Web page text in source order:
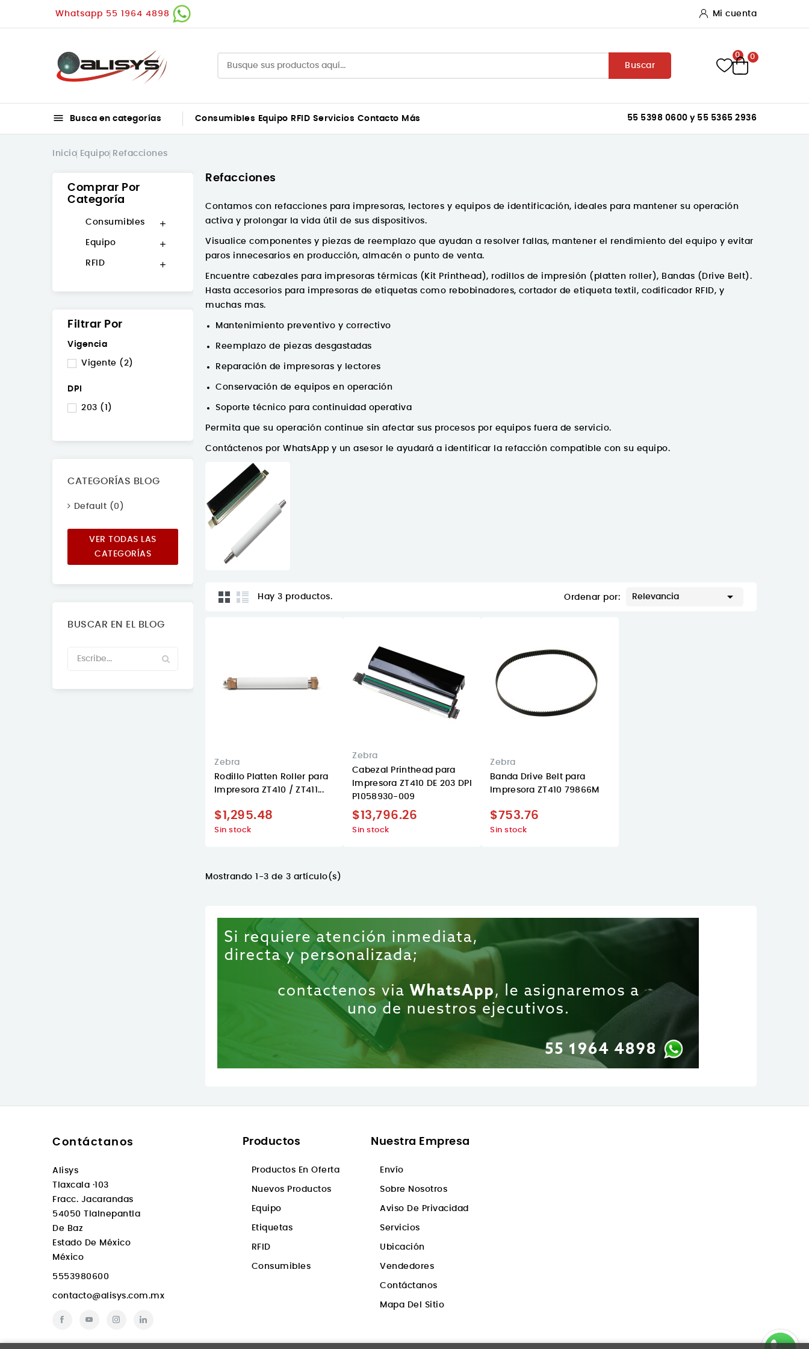
Whatsapp 55 1964 4898 Mi cuenta
Buscar
0 0
 Busca en categorías Consumibles Equipo RFID Servicios Contacto Más 55 5398 0600 y 55 5365 2936
Inicio Equipo Refacciones
Comprar Por
Categoría
Consumibles 
Equipo 
RFID 
Filtrar Por
Vigencia
Vigente (2)
DPI
203 (1)
CATEGORÍAS BLOG
Default (0)
VER TODAS LAS
CATEGORÍAS
BUSCAR EN EL BLOG
Refacciones
Contamos con refacciones para impresoras, lectores y equipos de identificación, ideales para mantener su operación
activa y prolongar la vida útil de sus dispositivos.
Visualice componentes y piezas de reemplazo que ayudan a resolver fallas, mantener el rendimiento del equipo y evitar
paros innecesarios en producción, almacén o punto de venta.
Encuentre cabezales para impresoras térmicas (Kit Printhead), rodillos de impresión (platten roller), Bandas (Drive Belt).
Hasta accesorios para impresoras de etiquetas como rebobinadores, cortador de etiqueta textil, codificador RFID, y
muchas mas.
Mantenimiento preventivo y correctivo
Reemplazo de piezas desgastadas
Reparación de impresoras y lectores
Conservación de equipos en operación
Soporte técnico para continuidad operativa
Permita que su operación continue sin afectar sus procesos por equipos fuera de servicio.
Contáctenos por WhatsApp y un asesor le ayudará a identificar la refacción compatible con su equipo.
Hay 3 productos. Ordenar por: Relevancia 
Zebra
Rodillo Platten Roller para
Impresora ZT410 / ZT411...
$1,295.48
Sin stock
Zebra
Cabezal Printhead para
Impresora ZT410 DE 203 DPI
P1058930-009
$13,796.26
Sin stock
Zebra
Banda Drive Belt para
Impresora ZT410 79866M
$753.76
Sin stock
Mostrando 1-3 de 3 artículo(s)
Contáctanos
Alisys
Tlaxcala ·103
Fracc. Jacarandas
54050 Tlalnepantla
De Baz
Estado De México
México
5553980600
contacto@alisys.com.mx
Productos
Productos En Oferta
Nuevos Productos
Equipo
Etiquetas
RFID
Consumibles
Nuestra Empresa
Envío
Sobre Nosotros
Aviso De Privacidad
Servicios
Ubicación
Vendedores
Contáctanos
Mapa Del Sitio